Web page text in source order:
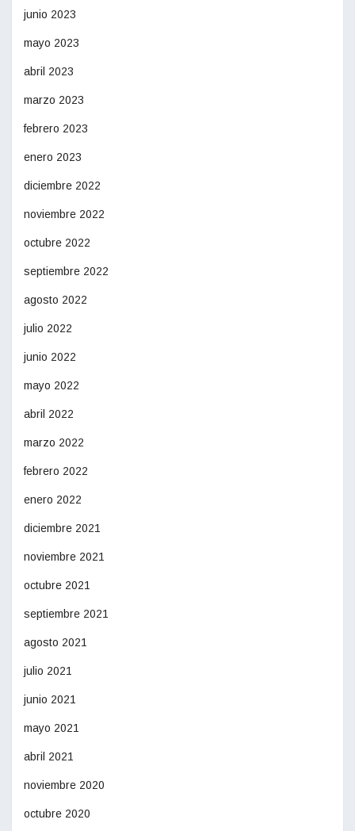
junio 2023
mayo 2023
abril 2023
marzo 2023
febrero 2023
enero 2023
diciembre 2022
noviembre 2022
octubre 2022
septiembre 2022
agosto 2022
julio 2022
junio 2022
mayo 2022
abril 2022
marzo 2022
febrero 2022
enero 2022
diciembre 2021
noviembre 2021
octubre 2021
septiembre 2021
agosto 2021
julio 2021
junio 2021
mayo 2021
abril 2021
noviembre 2020
octubre 2020